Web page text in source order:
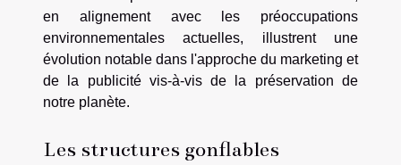
en alignement avec les préoccupations
environnementales actuelles, illustrent une
évolution notable dans l'approche du marketing et
de la publicité vis-à-vis de la préservation de
notre planète.
Les structures gonflables